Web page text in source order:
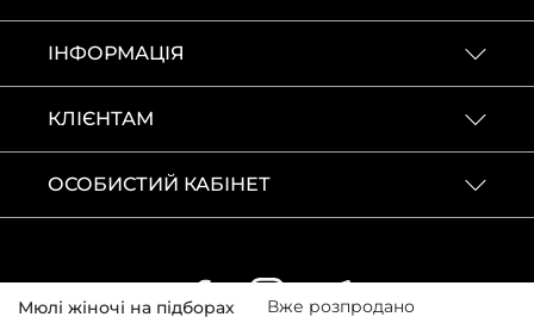
Мюлі жіночі на підборах Вже розпродано
ІНФОРМАЦІЯ
КЛІЄНТАМ
ОСОБИСТИЙ КАБІНЕТ